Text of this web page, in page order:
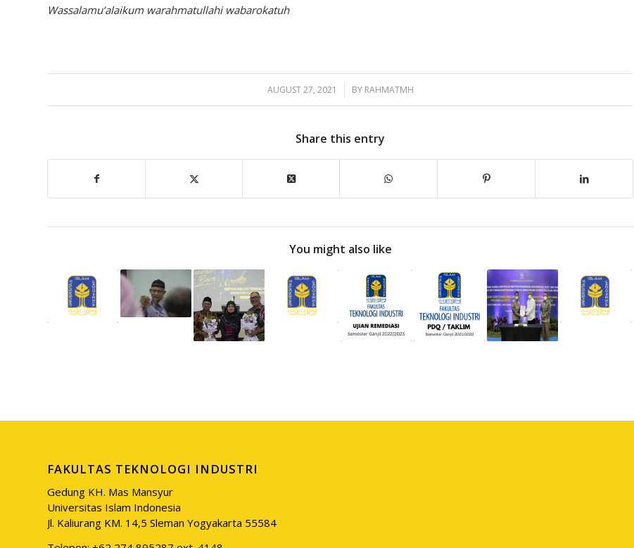
Wassalamu’alaikum warahmatullahi wabarokatuh
AUGUST 27, 2021
/ BY RAHMATMH
Share this entry
You might also like
FAKULTAS TEKNOLOGI INDUSTRI
Gedung KH. Mas Mansyur
Universitas Islam Indonesia
Jl. Kaliurang KM. 14,5 Sleman Yogyakarta 55584